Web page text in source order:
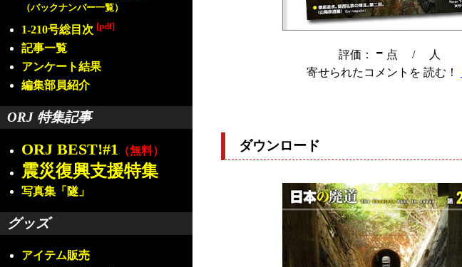
（バックナンバー一覧）
1-210号総目次 [pdf]
記事一覧
アンケート結果
編集部員紹介
ORJ 特集記事
ORJ BEST!#1 （無料）
震災復興支援特集
写真集「隧」
グッズ
アイテム販売
評価： - 点 /
人
寄せられたコメントを 読む！
ダウンロード